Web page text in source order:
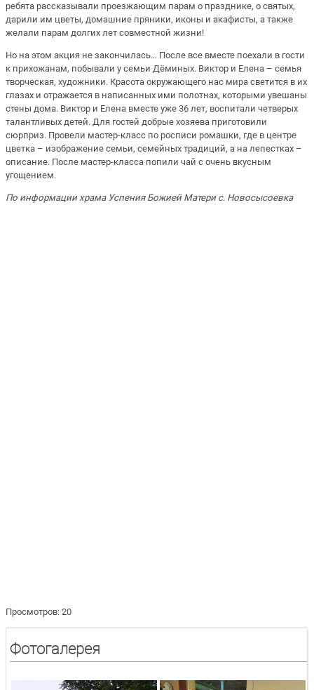
ребята рассказывали проезжающим парам о празднике, о святых,
дарили им цветы, домашние пряники, иконы и акафисты, а также
желали парам долгих лет совместной жизни!
Но на этом акция не закончилась… После все вместе поехали в гости
к прихожанам, побывали у семьи Дёминых. Виктор и Елена – семья
творческая, художники. Красота окружающего нас мира светится в их
глазах и отражается в написанных ими полотнах, которыми увешаны
стены дома. Виктор и Елена вместе уже 36 лет, воспитали четверых
талантливых детей. Для гостей добрые хозяева приготовили
сюрприз. Провели мастер-класс по росписи ромашки, где в центре
цветка – изображение семьи, семейных традиций, а на лепестках –
описание. После мастер-класса попили чай с очень вкусным
угощением.
По информации храма Успения Божией Матери с. Новосысоевка
Просмотров: 20
Фотогалерея